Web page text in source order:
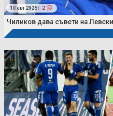
10 авг 2026 | 2
Чиликов дава съвети на